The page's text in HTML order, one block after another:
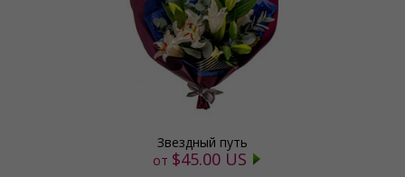
Звездный путь
от $45.00 US